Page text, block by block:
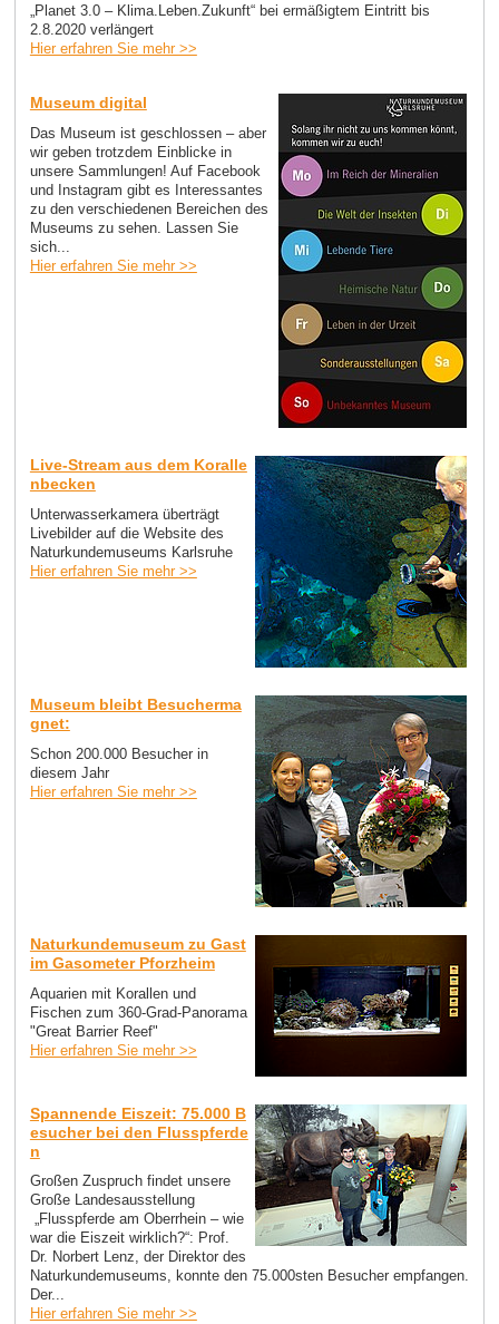
„Planet 3.0 – Klima.Leben.Zukunft“ bei ermäßigtem Eintritt bis
2.8.2020 verlängert
Hier erfahren Sie mehr >>
Museum digital
Das Museum ist geschlossen – aber
wir geben trotzdem Einblicke in
unsere Sammlungen! Auf Facebook
und Instagram gibt es Interessantes
zu den verschiedenen Bereichen des
Museums zu sehen. Lassen Sie
sich...
Hier erfahren Sie mehr >>
Live-Stream aus dem Koralle
nbecken
Unterwasserkamera überträgt
Livebilder auf die Website des
Naturkundemuseums Karlsruhe
Hier erfahren Sie mehr >>
Museum bleibt Besucherma
gnet:
Schon 200.000 Besucher in
diesem Jahr
Hier erfahren Sie mehr >>
Naturkundemuseum zu Gast
im Gasometer Pforzheim
Aquarien mit Korallen und
Fischen zum 360-Grad-Panorama
"Great Barrier Reef"
Hier erfahren Sie mehr >>
Spannende Eiszeit: 75.000 B
esucher bei den Flusspferde
n
Großen Zuspruch findet unsere
Große Landesausstellung
„Flusspferde am Oberrhein – wie
war die Eiszeit wirklich?“: Prof.
Dr. Norbert Lenz, der Direktor des
Naturkundemuseums, konnte den 75.000sten Besucher empfangen.
Der...
Hier erfahren Sie mehr >>